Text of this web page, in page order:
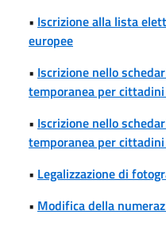
• Iscrizione alla lista
europee
• Iscrizione nello
temporanea per
• Iscrizione nello
temporanea per
• Legalizzazione di
• Modifica della